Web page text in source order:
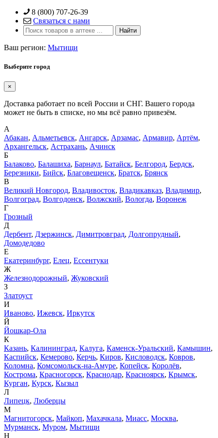
Skip
content
8 (800) 707-26-39
Связаться с нами
Ваш регион: Мытищи
Выберите город
×
Доставка работает по всей России и СНГ. Вашего города
может не быть в списке, но мы всё равно привезём.
А
Абакан, Альметьевск, Ангарск, Арзамас, Армавир, Артём,
Архангельск, Астрахань, Ачинск
Б
Балаково, Балашиха, Барнаул, Батайск, Белгород, Бердск,
Березники, Бийск, Благовещенск, Братск, Брянск
В
Великий Новгород, Владивосток, Владикавказ, Владимир,
Волгоград, Волгодонск, Волжский, Вологда, Воронеж
Г
Грозный
Д
Дербент, Дзержинск, Димитровград, Долгопрудный,
Домодедово
Е
Екатеринбург, Елец, Ессентуки
Ж
Железнодорожный, Жуковский
З
Златоуст
И
Иваново, Ижевск, Иркутск
Й
Йошкар-Ола
К
Казань, Калининград, Калуга, Каменск-Уральский, Камышин,
Каспийск, Кемерово, Керчь, Киров, Кисловодск, Ковров,
Коломна, Комсомольск-на-Амуре, Копейск, Королёв,
Кострома, Красногорск, Краснодар, Красноярск, Крымск,
Курган, Курск, Кызыл
Л
Липецк, Люберцы
М
Магнитогорск, Майкоп, Махачкала, Миасс, Москва,
Мурманск, Муром, Мытищи
Н